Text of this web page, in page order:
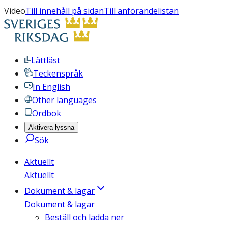
VideoTill innehåll på sidanTill anförandelistan
Lättläst
Teckenspråk
In English
Other languages
Ordbok
Aktivera lyssna
Sök
Aktuellt
Aktuellt
Dokument & lagar
Dokument & lagar
Beställ och ladda ner